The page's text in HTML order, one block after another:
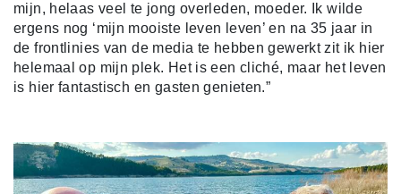
mijn, helaas veel te jong overleden, moeder. Ik wilde
ergens nog ‘mijn mooiste leven leven’ en na 35 jaar in
de frontlinies van de media te hebben gewerkt zit ik hier
helemaal op mijn plek. Het is een cliché, maar het leven
is hier fantastisch en gasten genieten.”